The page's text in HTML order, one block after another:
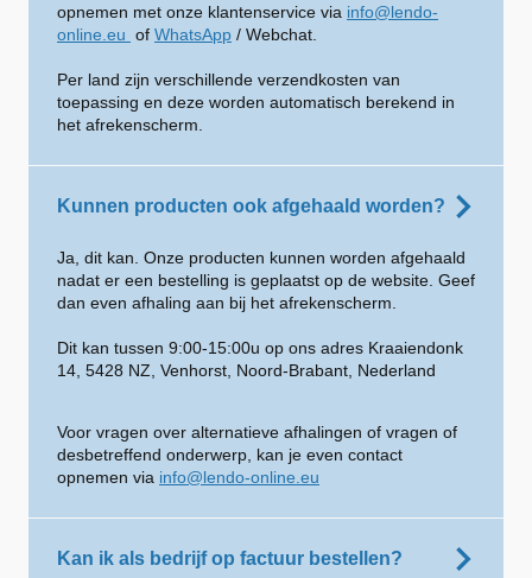
opnemen met onze klantenservice via info@lendo-
online.eu of WhatsApp / Webchat.
Per land zijn verschillende verzendkosten van
toepassing en deze worden automatisch berekend in
het afrekenscherm.
Kunnen producten ook afgehaald worden?
Ja, dit kan. Onze producten kunnen worden afgehaald
nadat er een bestelling is geplaatst op de website. Geef
dan even afhaling aan bij het afrekenscherm.
Dit kan tussen 9:00-15:00u op ons adres Kraaiendonk
14, 5428 NZ, Venhorst, Noord-Brabant, Nederland
Voor vragen over alternatieve afhalingen of vragen of
desbetreffend onderwerp, kan je even contact
opnemen via info@lendo-online.eu
Kan ik als bedrijf op factuur bestellen?